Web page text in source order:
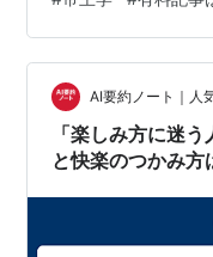
吹田市で報じられた
事ができると自負す
支障が出るレベルで
れる。世間は「部下
点から見れば、こ
AI要約ノート｜人
「楽しみ方に迷
と快楽のつかみ